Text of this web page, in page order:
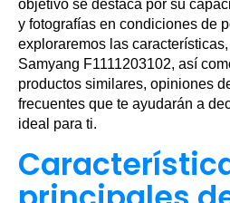
objetivo se destaca por su
y fotografías en condiciones de
exploraremos las
Samyang F1111203102, así
productos similares, opiniones
frecuentes que te ayudarán a
ideal para ti.